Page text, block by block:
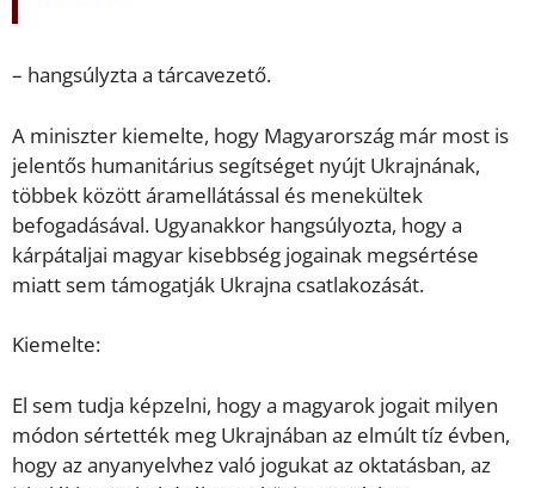
– hangsúlyzta a tárcavezető.
A miniszter kiemelte, hogy Magyarország már most is
jelentős humanitárius segítséget nyújt Ukrajnának,
többek között áramellátással és menekültek
befogadásával. Ugyanakkor hangsúlyozta, hogy a
kárpátaljai magyar kisebbség jogainak megsértése
miatt sem támogatják Ukrajna csatlakozását.
Kiemelte:
El sem tudja képzelni, hogy a magyarok jogait milyen
módon sértették meg Ukrajnában az elmúlt tíz évben,
hogy az anyanyelvhez való jogukat az oktatásban, az